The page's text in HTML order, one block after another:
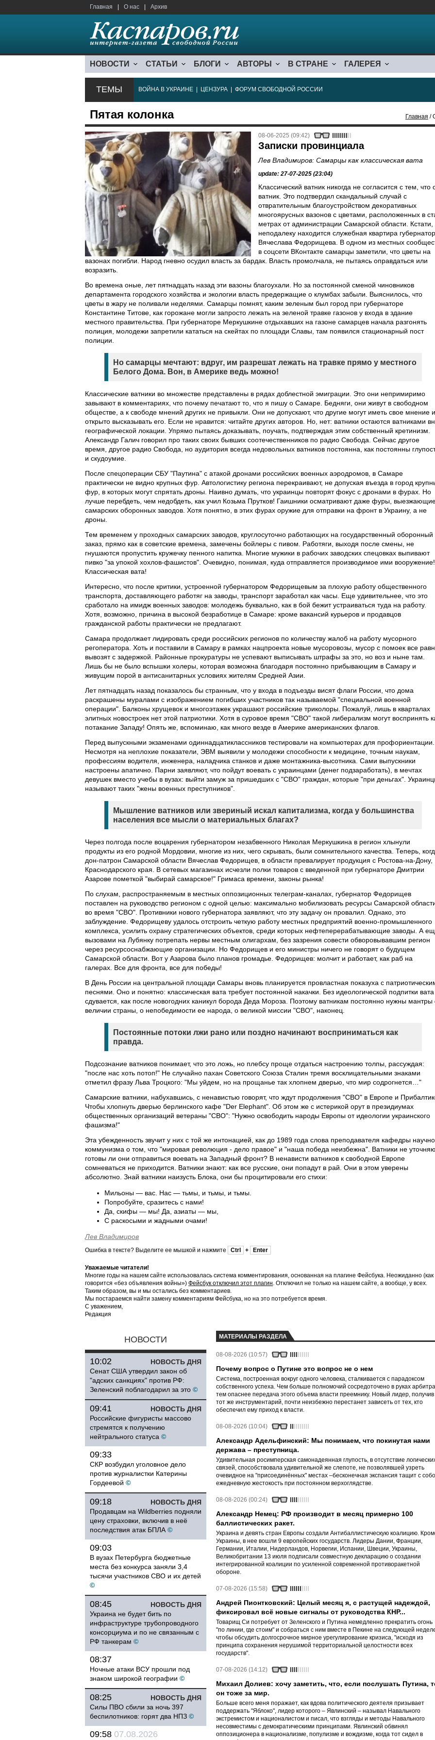
Главная О нас Архив
НОВОСТИ СТАТЬИ БЛОГИ АВТОРЫ В СТРАНЕ ГАЛЕРЕЯ
ТЕМЫ ВОЙНА В УКРАИНЕ ЦЕНЗУРА ФОРУМ СВОБОДНОЙ РОССИИ
Пятая колонка Главная /
08-06-2025 (09:42)
Записки провинциала
Лев Владимиров: Самарцы как классическая вата
update: 27-07-2025 (23:04)
Классический ватник никогда не согласится с тем, что
ватник. Это подтвердил скандальный случай с
отвратительным благоустройством декоративных
многоярусных вазонов с цветами, расположенных в
метрах от администрации Самарской области. Кстати,
неподалеку находится служебная квартира
Вячеслава Федорищева. В одном из местных
в соцсети ВКонтакте самарцы заметили, что цветы на
вазонах погибли. Народ гневно осудил власть за бардак. Власть промолчала, не пытаясь оправдаться или
возразить.
Во времена оные, лет пятнадцать назад эти вазоны благоухали. Но за постоянной сменой чиновников
департамента городского хозяйства и экологии власть предержащие о клумбах забыли. Выяснилось, что
цветы в жару не поливали неделями. Самарцы помнят, каким зеленым был город при губернаторе
Константине Титове, как горожане могли запросто лежать на зеленой травке газонов у входа в здание
местного правительства. При губернаторе Меркушкине отдыхавших на газоне самарцев начала разгонять
полиция, молодежи запретили кататься на скейтах по площади Славы, там появился стационарный пост
полиции.
Но самарцы мечтают: вдруг, им разрешат лежать на травке прямо у местного
Белого Дома. Вон, в Америке ведь можно!
Классические ватники во множестве представлены в рядах доблестной эмиграции. Это они непримиримо
завывают в комментариях, что почему печатают то, что я пишу о Самаре. Бедняги, они живут в свободном
обществе, а к свободе мнений других не привыкли. Они не допускают, что другие могут иметь свое мнение и
открыто высказывать его. Если не нравится: читайте других авторов. Но, нет: ватники остаются ватниками
географической локации. Упрямо пытаясь доказывать, поучать, подтверждая этим собственный кретинизм.
Александр Галич говорил про таких своих бывших соотечественников по радио Свобода. Сейчас другое
время, другое радио Свобода, но аудитория всегда недовольных ватников постоянна, как постоянны
и скудоумие.
После спецоперации СБУ "Паутина" с атакой дронами российских военных аэродромов, в Самаре
практически не видно крупных фур. Автологистику региона перекраивают, не допуская въезда в город
фур, в которых могут спрятать дроны. Наивно думать, что украинцы повторят фокус с дронами в фурах. Но
лучше перебдеть, чем недобдеть, как учил Козьма Прутков! Гаишники осматривают даже фуры,
самарских оборонных заводов. Хотя понятно, в этих фурах оружие для отправки на фронт в Украину, а не
дроны.
Тем временем у проходных самарских заводов, круглосуточно работающих на государственный оборонный
заказ, прямо как в советские времена, замечены бойлеры с пивом. Работяги, выходя после смены, не
гнушаются пропустить кружечку пенного напитка. Многие мужики в рабочих заводских спецовках выпивают
пивко "за упокой хохлов-фашистов". Очевидно, понимая, куда отправляется производимое ими вооружение!
Классическая вата!
Интересно, что после критики, устроенной губернатором Федорищевым за плохую работу общественного
транспорта, доставляющего работяг на заводы, транспорт заработал как часы. Еще удивительнее, что это
сработало на имидж военных заводов: молодежь буквально, как в бой бежит устраиваться туда на работу.
Хотя, возможно, причина в высокой безработице в Самаре: кроме вакансий курьеров и продавцов
гражданской работы практически не предлагают.
Самара продолжает лидировать среди российских регионов по количеству жалоб на работу мусорного
регоператора. Хоть и поставили в Самару в рамках нацпроекта новые мусоровозы, мусор с помоек все
вывозят с задержкой. Районные прокуратуры не успевают выписывать штрафы за это, но воз и ныне там.
Лишь бы не было вспышки холеры, которая возможна благодаря постоянно прибывающим в Самару и
живущим порой в антисанитарных условиях жителям Средней Азии.
Лет пятнадцать назад показалось бы странным, что у входа в подъезды висят флаги России, что дома
раскрашены муралами с изображением погибших участников так называемой "специальной военной
операции". Балконы хрущевок и многоэтажек украшают российские триколоры. Пожалуй, лишь в кварталах
элитных новостроек нет этой патриотики. Хотя в суровое время "СВО" такой либерализм могут воспринять
потакание Западу! Опять же, вспоминаю, как много везде в Америке американских флагов.
Перед выпускными экзаменами одиннадцатиклассников тестировали на компьютерах для профориентации.
Несмотря на неплохие показатели, ЭВМ выявили у молодежи способности к медицине, точным наукам,
профессиям водителя, инженера, наладчика станков и даже монтажника-высотника. Сами выпускники
настроены апатично. Парни заявляют, что пойдут воевать с украинцами (денег подзаработать), в мечтах
девушек вместо учебы в вузах: выйти замуж за пришедших с "СВО" граждан, которые "при деньгах".
называют таких "жены военных преступников".
Мышление ватников или звериный искал капитализма, когда у большинства
населения все мысли о материальных благах?
Через полгода после воцарения губернатором незабвенного Николая Меркушкина в регион хлынули
продукты из его родной Мордовии, многие из них, чего скрывать, были сомнительного качества. Теперь,
дон-патрон Самарской области Вячеслав Федорищев, в области превалирует продукция с Ростова-на-Дону,
Краснодарского края. В сетевых магазинах исчезли полки товаров с введенной при губернаторе Дмитрии
Азарове пометкой "выбирай самарское!" Гримаса времени, законы рынка!
По слухам, распространяемым в местных оппозиционных телеграм-каналах, губернатор Федорищев
поставлен на руководство регионом с одной целью: максимально мобилизовать ресурсы Самарской
во время "СВО". Противники нового губернатора заявляют, что эту задачу он провалил. Однако, это
заблуждение. Федорищеву удалось отстроить четкую работу местных предприятий военно-промышленного
комплекса, усилить охрану стратегических объектов, среди которых нефтеперерабатывающие заводы. А
вызовами на Лубянку потрепать нервы местным олигархам, без зазрения совести обворовывавшим регион
через ресурсоснабжающие организации. Но Федорищев и его министры ничего не говорят о будущем
Самарской области. Вот у Азарова было планов громадье. Федорищев: молчит и работает, как раб на
галерах. Все для фронта, все для победы!
В День России на центральной площади Самары вновь планируется провластная показуха с
песнями. Оно и понятно: классическая вата требует постоянной накачки. Без идеологической подпитки вата
сдувается, как после новогодних каникул борода Деда Мороза. Поэтому ватникам постоянно нужны мантры
величии страны, о непобедимости ее народа, о великой миссии "СВО", наконец.
Постоянные потоки лжи рано или поздно начинают восприниматься как
правда.
Подсознание ватников понимает, что это ложь, но плебсу проще отдаться настроению толпы, рассуждая:
"после нас хоть потоп!" Не случайно пахан Советского Союза Сталин тремя восклицательными знаками
отметил фразу Льва Троцкого: "Мы уйдем, но на прощанье так хлопнем дверью, что мир содрогнется…"
Самарские ватники, набухавшись, с ненавистью говорят, что ждут продолжения "СВО" в Европе и
Чтобы хлопнуть дверью берлинского кафе "Der Elephant". Об этом же с истерикой орут в президиумах
общественных организаций ветераны "СВО": "Нужно освободить народы Европы от идеологии украинского
фашизма!"
Эта убежденность звучит у них с той же интонацией, как до 1989 года слова преподавателя кафедры
коммунизма о том, что "мировая революция - дело правое" и "наша победа неизбежна". Ватники не
готовы ли они отправиться воевать на Западный фронт? В ненависти ватников к свободной Европе
сомневаться не приходится. Ватники знают: как все русские, они попадут в рай. Они в этом уверены
абсолютно. Знай ватники наизусть Блока, они бы процитировали его стихи:
Мильоны — вас. Нас — тьмы, и тьмы, и тьмы.
Попробуйте, сразитесь с нами!
Да, скифы — мы! Да, азиаты — мы,
С раскосыми и жадными очами!
Лев Владимиров
Ошибка в тексте? Выделите ее мышкой и нажмите Ctrl + Enter
Уважаемые читатели!
Многие годы на нашем сайте использовалась система комментирования, основанная на плагине Фейсбука. Неожиданно (как
говорится «без объявления войны») Фейсбук отключил этот плагин. Отключил не только на нашем сайте, а вообще, у всех.
Таким образом, вы и мы остались без комментариев.
Мы постараемся найти замену комментариям Фейсбука, но на это потребуется время.
С уважением,
Редакция
НОВОСТИ
НОВОСТЬ ДНЯ
10:02
Сенат США утвердил закон об
"адских санкциях" против РФ:
Зеленский поблагодарил за это ©
НОВОСТЬ ДНЯ
09:41
Российские фигуристы массово
стремятся к получению
нейтрального статуса ©
09:33
СКР возбудил уголовное дело
против журналистки Катерины
Гордеевой ©
НОВОСТЬ ДНЯ
09:18
Продавцам на Wildberries подняли
цену страховки, включив в неё
последствия атак БПЛА ©
09:03
В вузах Петербурга бюджетные
места без конкурса заняли 3,4
тысячи участников СВО и их детей
©
НОВОСТЬ ДНЯ
08:45
Украина не будет бить по
инфраструктуре трубопроводного
консорциума и по не связанным с
РФ танкерам ©
08:37
Ночные атаки ВСУ прошли под
знаком широкой географии ©
НОВОСТЬ ДНЯ
08:25
Силы ПВО сбили за ночь 397
беспилотников: горят два НПЗ ©
09:58 07.08.2026
МАТЕРИАЛЫ РАЗДЕЛА
08-08-2026 (10:57)
Почему вопрос о Путине это вопрос не о нем
Система, построенная вокруг одного человека, сталкивается с парадоксом
собственного успеха. Чем больше полномочий сосредоточено в руках
тем опаснее передача этого объема власти преемнику. Новый лидер, получив
тот же инструментарий, почти неизбежно перестанет зависеть от тех, кто
обеспечил ему приход к власти.
08-08-2026 (10:04)
Александр Адельфинский: Мы понимаем, что покинутая нами
держава – преступница.
Удивительная росимперская самонадеянная глупость, в отсутствие
связей, способствовала удивительной же слепоте, не позволявшей узреть
очевидное на "присоединённых" местах –бесконечная экспансия тащит с
ежедневную жестокость при постоянном верхоглядстве.
08-08-2026 (00:24)
Александр Немец: РФ производит в месяц примерно 100
баллистических ракет.
Украина и девять стран Европы создали Антибаллистическую коалицию.
Украины, в нее вошли 9 европейских государств. Лидеры Дании, Франции,
Германии, Италии, Нидерландов, Норвегии, Испании, Швеции, Украины,
Великобритании 13 июля подписали совместную декларацию о создании
интегрированной коалиции по усиленной современной противоракетной
обороне.
07-08-2026 (15:58)
Андрей Пионтковский: Целый месяц я, с растущей надеждой,
фиксировал всё новые сигналы от руководства КНР...
Товарищ Си потребует от Зеленского и Путина немедленно прекратить огонь
"по линии, где стоим" и собраться с ним вместе в Пекине на следующей
чтобы обсудить долгосрочное мирное урегулирование кризиса, "исходя из
принципа сохранения нерушимой территориальной целостности всех
государств".
07-08-2026 (14:12)
Михаил Долиев: хочу заметить, что, если послушать Путина,
он тоже за мир.
Больше всего меня поражает, как вдова политического деятеля призывает
поддержать "Яблоко", лидер которого – Явлинский – называл Навального
экстремистом и националистом и писал, что взгляды и методы Навального
несовместимы с демократическими принципами. Явлинский обвинял
оппозиционера в национализме, популизме и вождизме, когда тот сидел в